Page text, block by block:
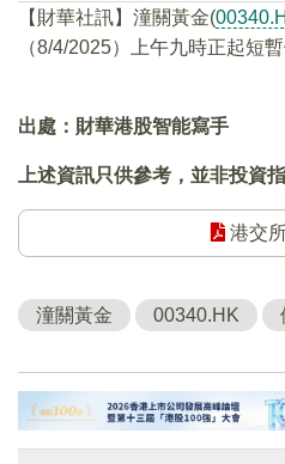
【財華社訊】潼關黃金(
（8/4/2025）上午九時正起短暫
出處：財華港股智能寫手
上述資訊只供參考，並非投資指
港交
潼關黃金 00340.HK